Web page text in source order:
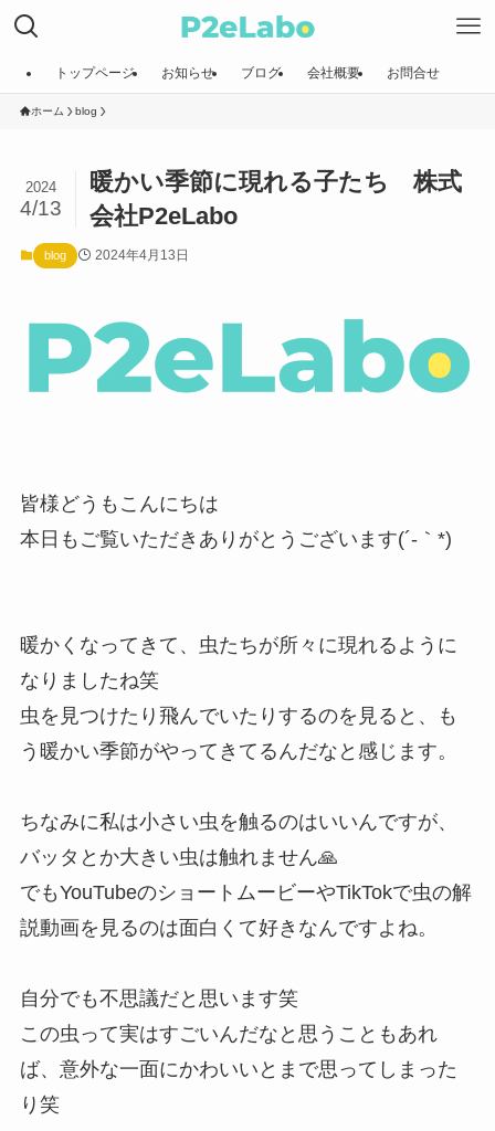
トップページ お知らせ ブログ 会社概要 お問合せ
ホーム blog
暖かい季節に現れる子たち 株式
会社P2eLabo
2024
4/13
blog 2024年4月13日
皆様どうもこんにちは
本日もご覧いただきありがとうございます(´-｀*)
暖かくなってきて、虫たちが所々に現れるように
なりましたね笑
虫を見つけたり飛んでいたりするのを見ると、も
う暖かい季節がやってきてるんだなと感じます。
ちなみに私は小さい虫を触るのはいいんですが、
バッタとか大きい虫は触れません🙏
でもYouTubeのショートムービーやTikTokで虫の解
説動画を見るのは面白くて好きなんですよね。
自分でも不思議だと思います笑
この虫って実はすごいんだなと思うこともあれ
ば、意外な一面にかわいいとまで思ってしまった
り笑